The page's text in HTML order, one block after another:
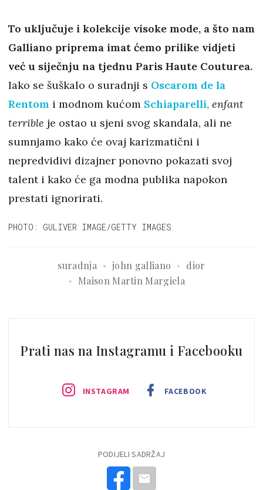
To uključuje i kolekcije visoke mode, a što nam
Galliano priprema imat ćemo prilike vidjeti
već u siječnju na tjednu Paris Haute Couturea.
Iako se šuškalo o suradnji s Oscarom de la
Rentom i modnom kućom Schiaparelli, enfant
terrible je ostao u sjeni svog skandala, ali ne
sumnjamo kako će ovaj karizmatični i
nepredvidivi dizajner ponovno pokazati svoj
talent i kako će ga modna publika napokon
prestati ignorirati.
PHOTO: GULIVER IMAGE/GETTY IMAGES
suradnja john galliano
dior
Maison Martin Margiela
Prati nas na Instagramu i Facebooku
INSTAGRAM FACEBOOK
PODIJELI SADRŽAJ